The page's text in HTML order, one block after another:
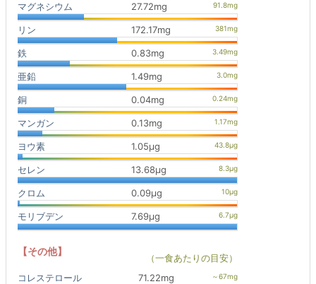
マグネシウム 27.72mg
リン 172.17mg
鉄 0.83mg
亜鉛 1.49mg
銅 0.04mg
マンガン 0.13mg
ヨウ素 1.05μg
セレン 13.68μg
クロム 0.09μg
モリブデン 7.69μg
【その他】
（一食あたりの目安）
コレステロール
71.22mg